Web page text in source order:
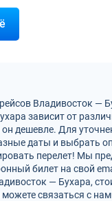
Владивосток —
зависит от
дешевле. Для
даты и выбрать
перелет! Мы
билет на свой
— Бухара,
связаться с